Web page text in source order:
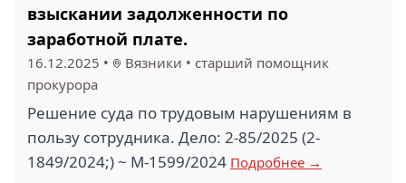
взыскании задолженности по
заработной плате.
16.12.2025 • Вязники • старший помощник
прокурора
Решение суда по трудовым нарушениям в
пользу сотрудника. Дело: 2-85/2025 (2-
1849/2024;) ~ М-1599/2024 Подробнее →